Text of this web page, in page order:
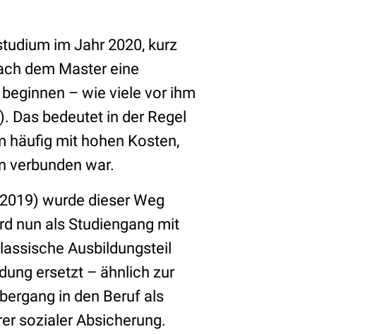
im Jahr 2020, kurz
dem Master eine
– wie viele vor ihm
Das bedeutet in der Regel
häufig mit hohen Kosten,
verbunden war.
wurde dieser Weg
nun als Studiengang mit
Ausbildungsteil
ersetzt – ähnlich zur
in den Beruf als
sozialer Absicherung.